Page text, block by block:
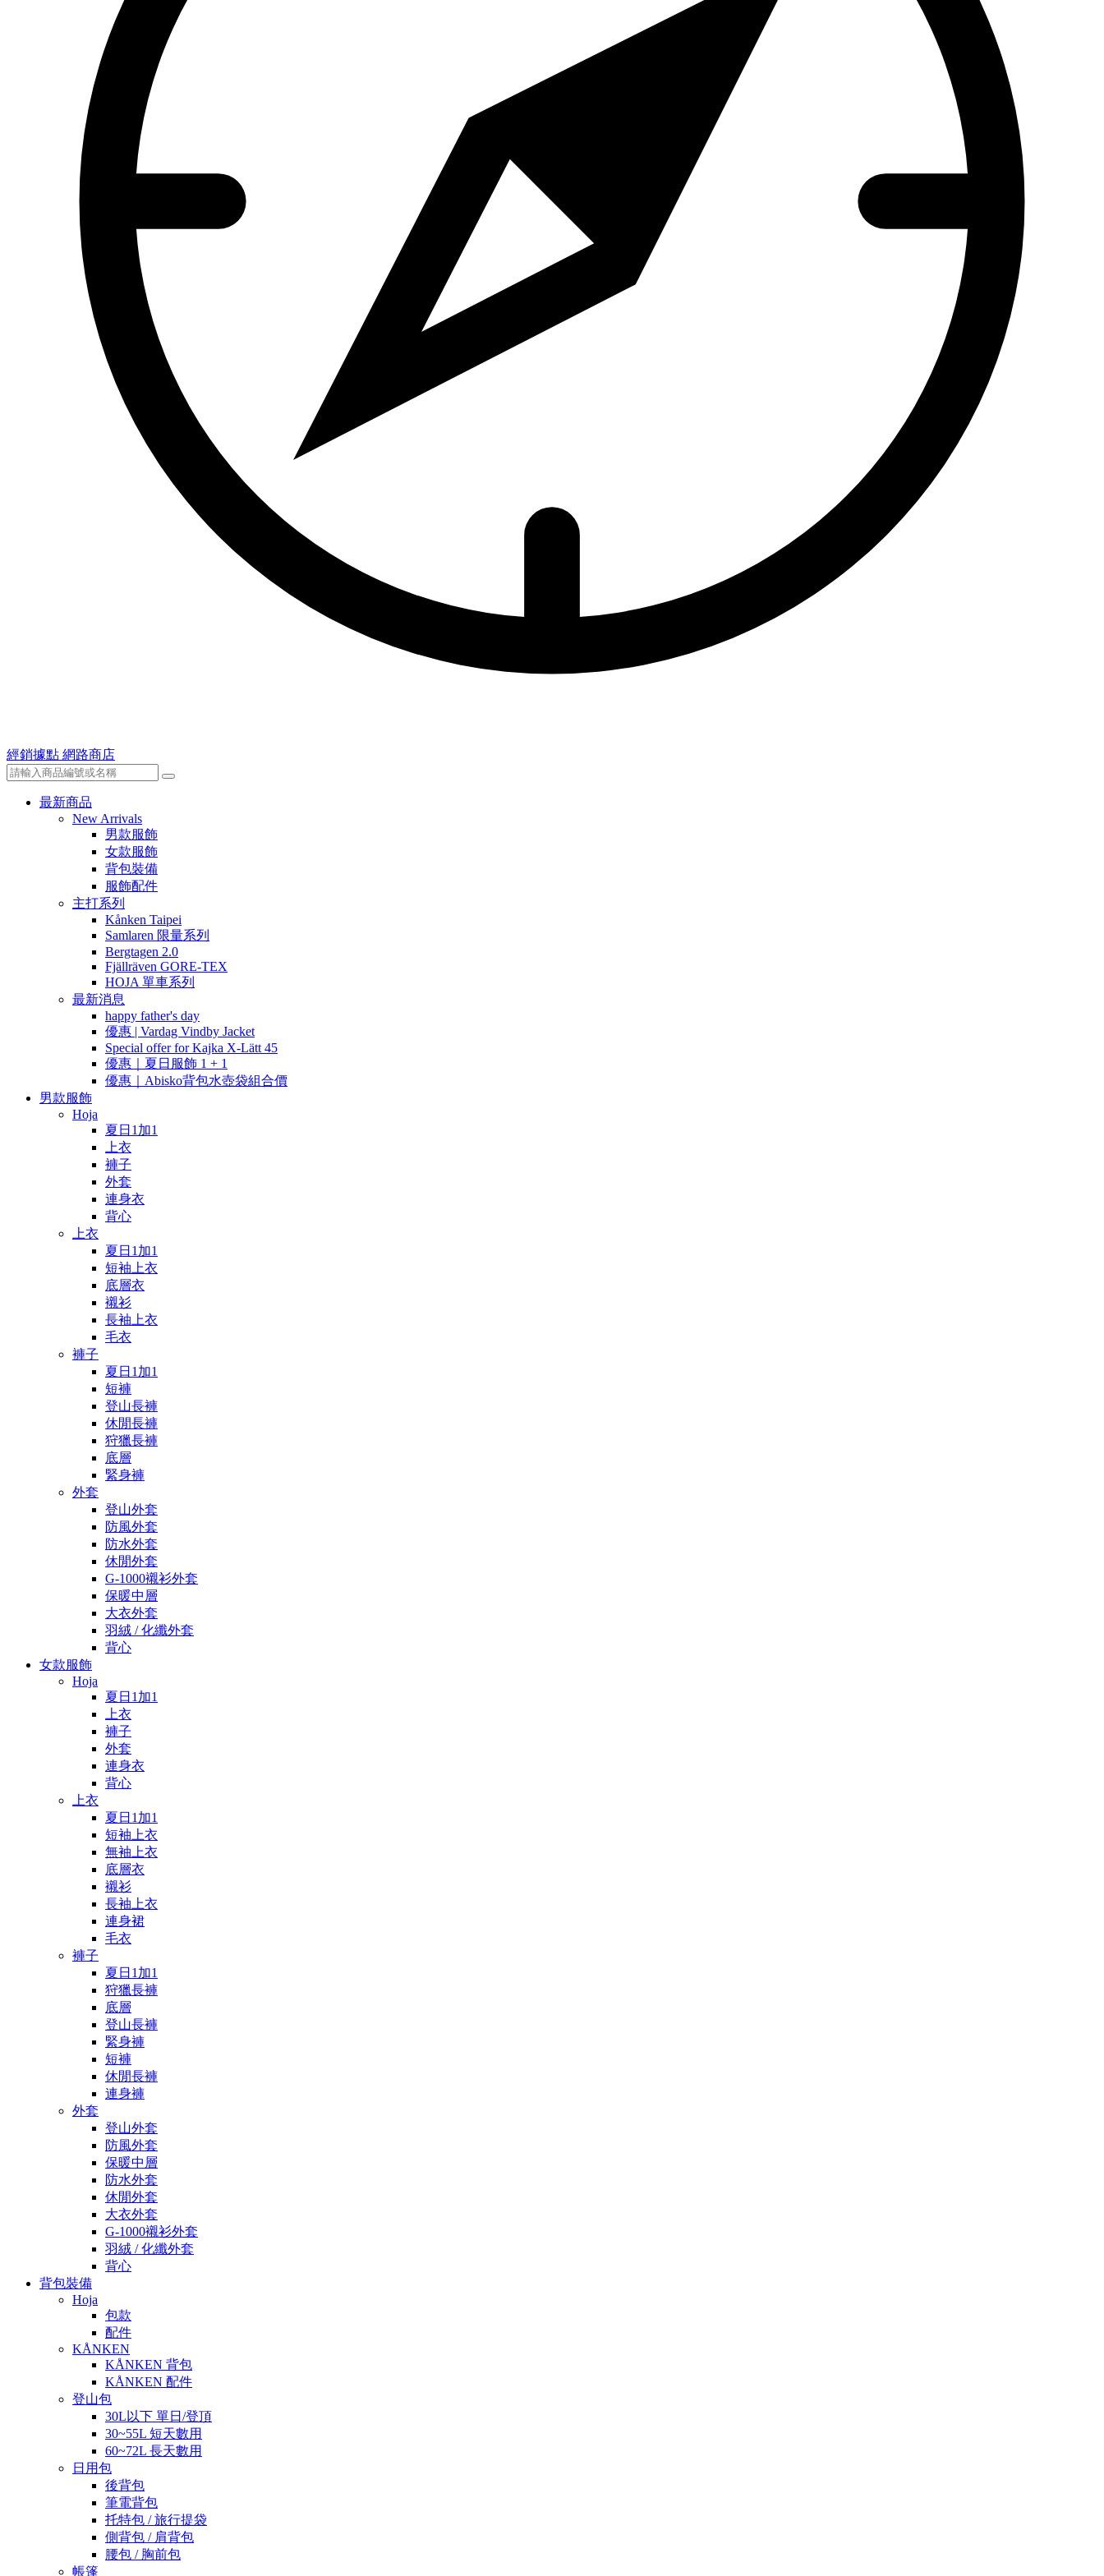
經銷據點 網路商店
最新商品
New Arrivals
男款服飾
女款服飾
背包裝備
服飾配件
主打系列
Kånken Taipei
Samlaren 限量系列
Bergtagen 2.0
Fjällräven GORE-TEX
HOJA 單車系列
最新消息
happy father's day
優惠 | Vardag Vindby Jacket
Special offer for Kajka X-Lätt 45
優惠｜夏日服飾 1 + 1
優惠｜Abisko背包水壺袋組合價
男款服飾
Hoja
夏日1加1
上衣
褲子
外套
連身衣
背心
上衣
夏日1加1
短袖上衣
底層衣
襯衫
長袖上衣
毛衣
褲子
夏日1加1
短褲
登山長褲
休閒長褲
狩獵長褲
底層
緊身褲
外套
登山外套
防風外套
防水外套
休閒外套
G-1000襯衫外套
保暖中層
大衣外套
羽絨 / 化纖外套
背心
女款服飾
Hoja
夏日1加1
上衣
褲子
外套
連身衣
背心
上衣
夏日1加1
短袖上衣
無袖上衣
底層衣
襯衫
長袖上衣
連身裙
毛衣
褲子
夏日1加1
狩獵長褲
底層
登山長褲
緊身褲
短褲
休閒長褲
連身褲
外套
登山外套
防風外套
保暖中層
防水外套
休閒外套
大衣外套
G-1000襯衫外套
羽絨 / 化纖外套
背心
背包裝備
Hoja
包款
配件
KÅNKEN
KÅNKEN 背包
KÅNKEN 配件
登山包
30L以下 單日/登頂
30~55L 短天數用
60~72L 長天數用
日用包
後背包
筆電背包
托特包 / 旅行提袋
側背包 / 肩背包
腰包 / 胸前包
帳篷